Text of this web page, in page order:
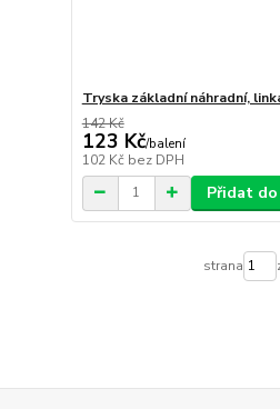
Tryska základní náhradní,
142 Kč
123 Kč/balení
102 Kč bez DPH
Přidat
strana